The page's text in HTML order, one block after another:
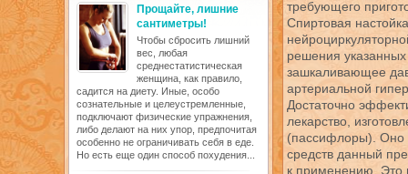
Прощайте, лишние
сантиметры!
Чтобы сбросить лишний
вес, любая
среднестатистическая
женщина, как правило,
садится на диету. Иные, особо
сознательные и целеустремленные,
подключают физические упражнения,
либо делают на них упор, предпочитая
особенно не ограничивать себя в еде.
Но есть еще один способ похудения...
требующего
Спиртовая
решения
зашкаливающее
артериальной
Достаточно
лекарство,
(пассифлоры). Оно
средств данный
к применению. Это